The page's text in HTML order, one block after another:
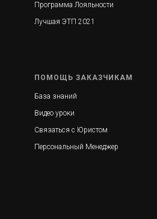
Программа Лояльности
Лучшая ЭТП 2021
ПОМОЩЬ ЗАКАЗЧИКАМ
База знаний
Видео уроки
Связаться с Юристом
Персональный Менеджер